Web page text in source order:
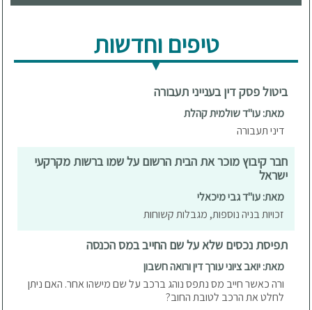
טיפים וחדשות
ביטול פסק דין בענייני תעבורה
מאת: עו"ד שולמית קהלת
דיני תעבורה
חבר קיבוץ מוכר את הבית הרשום על שמו ברשות מקרקעי
ישראל
מאת: עו"ד גבי מיכאלי
זכויות בניה נוספות, מגבלות קשוחות
תפיסת נכסים שלא על שם החייב במס הכנסה
מאת: יואב ציוני עורך דין ורואה חשבון
ורה כאשר חייב מס נתפס נוהג ברכב על שם מישהו אחר. האם ניתן
לחלט את הרכב לטובת החוב?